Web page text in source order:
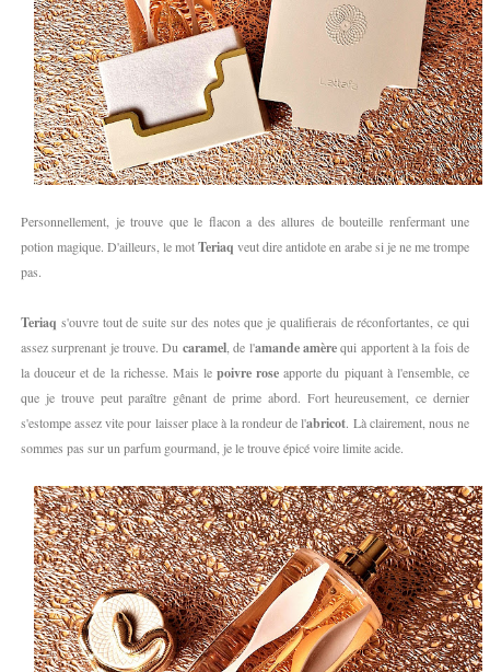
Personnellement, je trouve que le flacon a des allures de bouteille renfermant une
potion magique. D'ailleurs, le motTeriaq veut dire antidote en arabe si je ne me trompe
pas.
Teriaq s'ouvre tout de suite sur des notes que je qualifierais de réconfortantes, ce qui
assez surprenant je trouve. Du caramel, de l'amande amèrequi apportent à la fois de
la douceur et de la richesse. Mais lepoivre rose apporte du piquant à l'ensemble, ce
que je trouve peut paraître gênant de prime abord. Fort heureusement, ce dernier
s'estompe assez vite pour laisser place à la rondeur de l'abricot. Là clairement, nous ne
sommes pas sur un parfum gourmand, je le trouve épicé voire limite acide.